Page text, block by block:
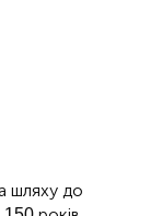
шляху до